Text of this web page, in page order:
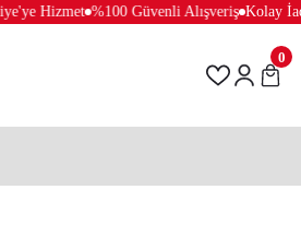
Hizmet %100 Güvenli Alışveriş Kolay İade
0